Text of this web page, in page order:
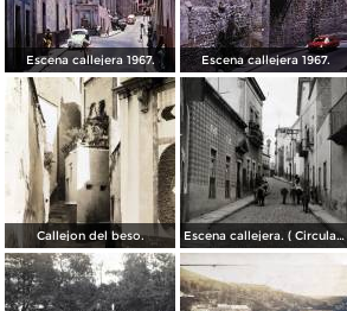
Escena callejera 1967. Escena callejera 1967.
Callejon del beso. Escena callejera. ( Circulada el 13 de Mayo de 1941 ).